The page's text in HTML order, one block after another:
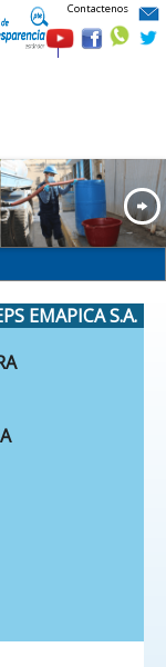
|
Contactenos
EMAPICA S.A.